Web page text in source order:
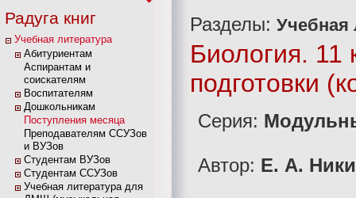
Радуга книг
Учебная литература
Абитуриентам
Аспирантам и
соискателям
Воспитателям
Дошкольникам
Поступления месяца
Преподавателям ССУЗов
и ВУЗов
Студентам ВУЗов
Студентам ССУЗов
Учебная литература для
Разделы: Учебная
Биология. 11
подготовки
Серия:
Автор: Е. А.